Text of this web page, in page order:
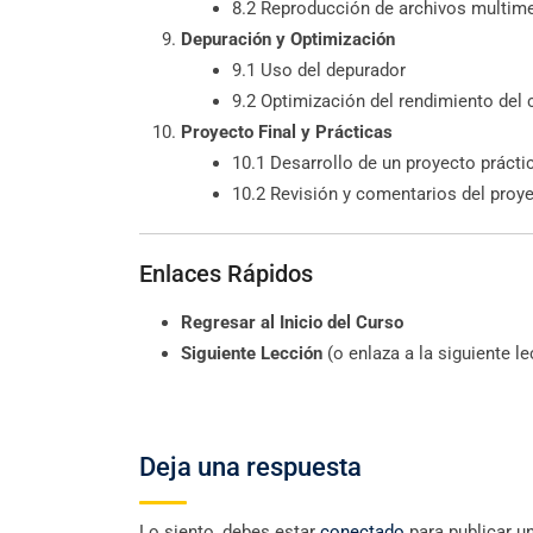
8.2 Reproducción de archivos
Depuración y Optimización
9.1 Uso del depurador
9.2 Optimización del rendimiento del
Proyecto Final y Prácticas
10.1 Desarrollo de un proyecto
10.2 Revisión y comentarios del
Enlaces Rápidos
Regresar al Inicio del Curso
Siguiente Lección (o enlaza a la siguiente
Deja una respuesta